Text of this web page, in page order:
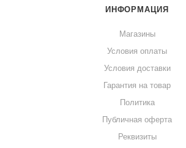
ИНФОРМАЦИЯ
Магазины
Условия оплаты
Условия доставки
Гарантия на товар
Политика
Публичная оферта
Реквизиты